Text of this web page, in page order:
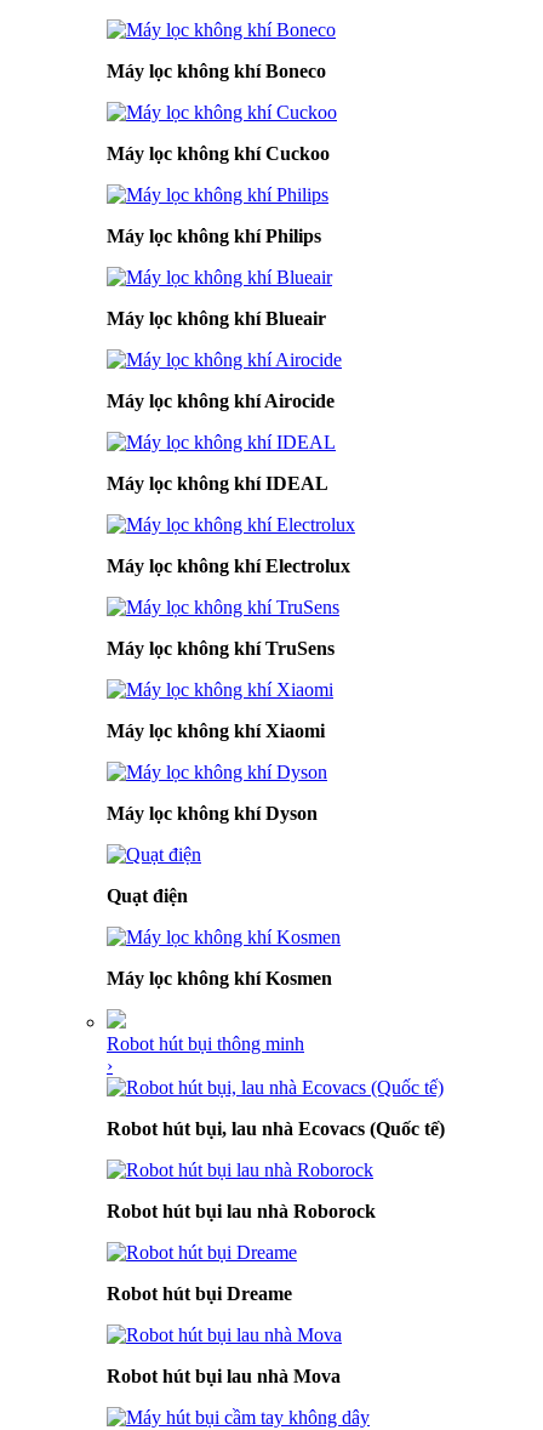
Máy lọc không khí Boneco
Máy lọc không khí Cuckoo
Máy lọc không khí Philips
Máy lọc không khí Blueair
Máy lọc không khí Airocide
Máy lọc không khí IDEAL
Máy lọc không khí Electrolux
Máy lọc không khí TruSens
Máy lọc không khí Xiaomi
Máy lọc không khí Dyson
Quạt điện
Máy lọc không khí Kosmen
Robot hút bụi thông minh
›
Robot hút bụi, lau nhà Ecovacs (Quốc tế)
Robot hút bụi lau nhà Roborock
Robot hút bụi Dreame
Robot hút bụi lau nhà Mova